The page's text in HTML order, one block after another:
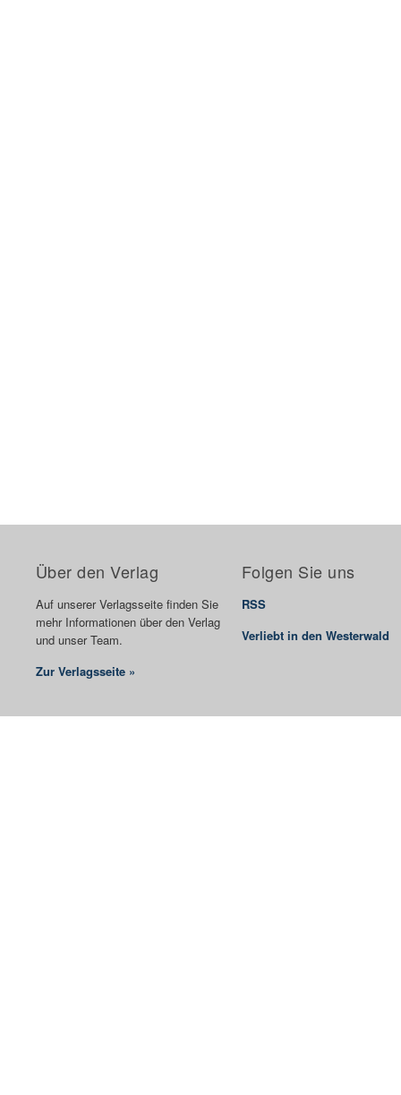
Über den Verlag
Auf unserer Verlagsseite finden Sie
mehr Informationen über den Verlag
und unser Team.
Zur Verlagsseite »
Folgen Sie uns
RSS
Verliebt in den Westerwald